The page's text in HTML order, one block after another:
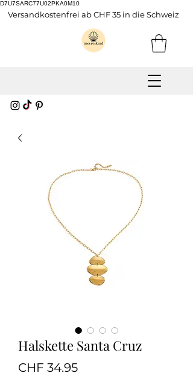
D7U7SARC77U02PKA0M10
Versandkostenfrei ab CHF 35 in die Schweiz
Halskette Santa Cruz
CHF 34.95Preis